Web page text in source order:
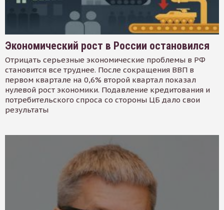
Экономический рост в России остановился
Отрицать серьезные экономические проблемы в РФ
становится все труднее. После сокращения ВВП в
первом квартале на 0,6% второй квартал показал
нулевой рост экономики. Подавление кредитования и
потребительского спроса со стороны ЦБ дало свои
результаты